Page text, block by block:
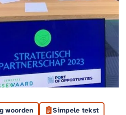
woorden Simpele tekst